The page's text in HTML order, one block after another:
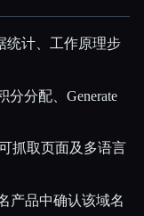
计、工作原理步
分分配、Generate
抓取页面及多语言
产品中确认该域名